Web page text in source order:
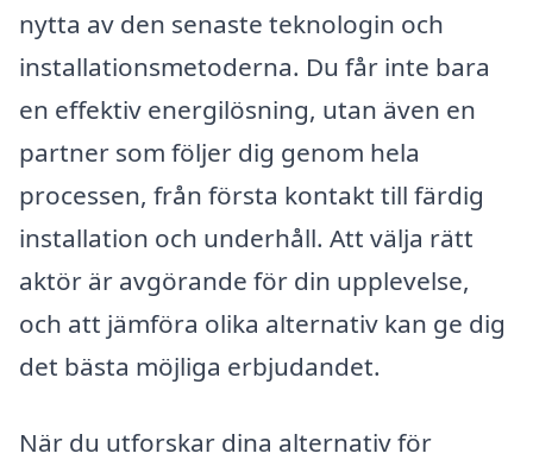
nytta av den senaste teknologin och
installationsmetoderna. Du får inte bara
en effektiv energilösning, utan även en
partner som följer dig genom hela
processen, från första kontakt till färdig
installation och underhåll. Att välja rätt
aktör är avgörande för din upplevelse,
och att jämföra olika alternativ kan ge dig
det bästa möjliga erbjudandet.
När du utforskar dina alternativ för